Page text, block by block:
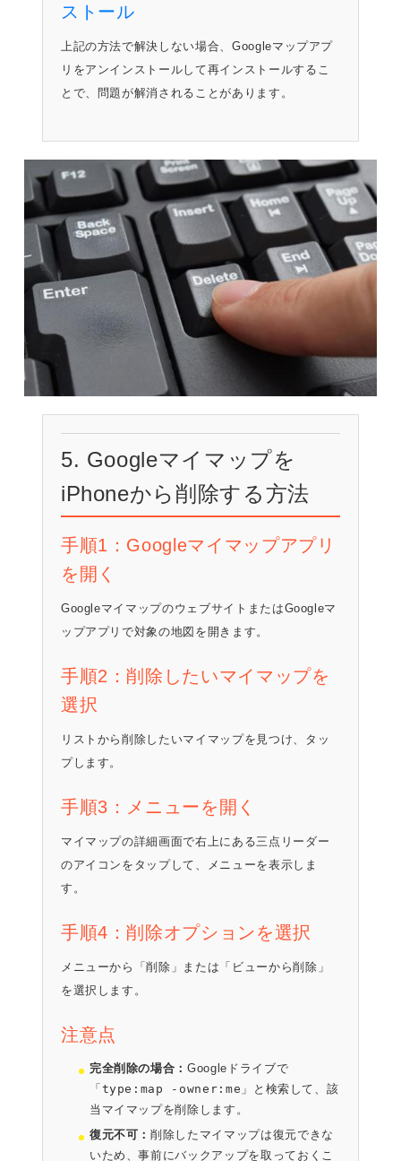
ストール
上記の方法で解決しない場合、Googleマップアプ
リをアンインストールして再インストールするこ
とで、問題が解消されることがあります。
5. Googleマイマップを
iPhoneから削除する方法
手順1：Googleマイマップアプリ
を開く
GoogleマイマップのウェブサイトまたはGoogleマ
ップアプリで対象の地図を開きます。
手順2：削除したいマイマップを
選択
リストから削除したいマイマップを見つけ、タッ
プします。
手順3：メニューを開く
マイマップの詳細画面で右上にある三点リーダー
のアイコンをタップして、メニューを表示しま
す。
手順4：削除オプションを選択
メニューから「削除」または「ビューから削除」
を選択します。
注意点
完全削除の場合：Googleドライブで
「type:map -owner:me 」と検索して、該
当マイマップを削除します。
復元不可：削除したマイマップは復元できな
いため、事前にバックアップを取っておくこ